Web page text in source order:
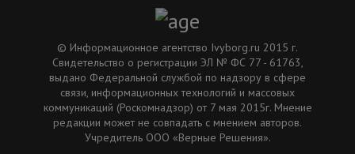
© Информационное агентство Ivyborg.ru 2015 г.
Свидетельство о регистрации ЭЛ № ФС 77 - 61763,
выдано Федеральной службой по надзору в сфере
связи, информационных технологий и массовых
коммуникаций (Роскомнадзор) от 7 мая 2015г. Мнение
редакции может не совпадать с мнением авторов.
Учредитель ООО «Верные Решения».